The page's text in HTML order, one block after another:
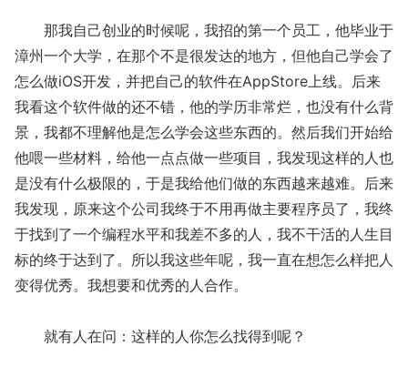
那我自己创业的时候呢，我招的第一个员工，他毕业于
漳州一个大学，在那个不是很发达的地方，但他自己学会了
怎么做iOS开发，并把自己的软件在AppStore上线。后来
我看这个软件做的还不错，他的学历非常烂，也没有什么背
景，我都不理解他是怎么学会这些东西的。然后我们开始给
他喂一些材料，给他一点点做一些项目，我发现这样的人也
是没有什么极限的，于是我给他们做的东西越来越难。后来
我发现，原来这个公司我终于不用再做主要程序员了，我终
于找到了一个编程水平和我差不多的人，我不干活的人生目
标的终于达到了。所以我这些年呢，我一直在想怎么样把人
变得优秀。我想要和优秀的人合作。
就有人在问：这样的人你怎么找得到呢？